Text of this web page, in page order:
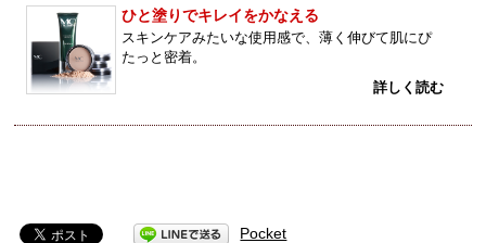
ひと塗りでキレイをかなえる
スキンケアみたいな使用感で、薄く伸びて肌にぴ
たっと密着。
詳しく読む
Pocket